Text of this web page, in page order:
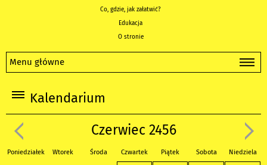
Co, gdzie, jak załatwić?
Edukacja
O stronie
Menu główne
Kalendarium
Czerwiec 2456
Poniedziałek Wtorek Środa Czwartek Piątek Sobota Niedziela